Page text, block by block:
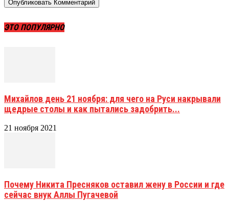
ЭТО ПОПУЛЯРНО
Михайлов день 21 ноября: для чего на Руси накрывали
щедрые столы и как пытались задобрить...
21 ноября 2021
Почему Никита Пресняков оставил жену в России и где
сейчас внук Аллы Пугачевой